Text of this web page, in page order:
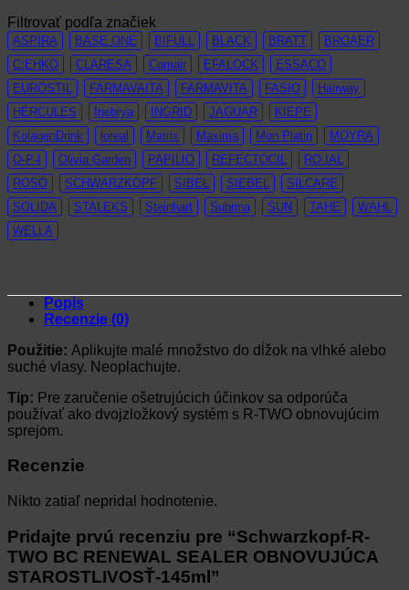
Filtrovať podľa značiek
ASPIRA BASE ONE BIFULL BLACK BRATT
BROAER
C:EHKO
CLARESA Comair EFALOCK
ESSACO
EUROSTIL
FARMAVAITA FARMAVITA FASIO
Hairway
HERCULES
Inebrya INGRID JAGUAR
KIEPE
KolagenDrink
loreal Matrix Maxima Mon Platin
MOYRA
O-P-I
Olivia Garden PAPILIO REFECTOCIL
RO.IAL
ROSO
SCHWARZKOPF SIBEL SIEBEL
SILCARE
SOLIDA
STALEKS Steinhart Subrina SUN TAHE
WAHL
WELLA
Popis
Recenzie (0)
Použitie: Aplikujte malé množstvo do dĺžok na vlhké alebo
suché vlasy. Neoplachujte.
Tip: Pre zaručenie ošetrujúcich účinkov sa odporúča
používať ako dvojzložkový systém s R-TWO obnovujúcim
sprejom.
Recenzie
Nikto zatiaľ nepridal hodnotenie.
Pridajte prvú recenziu pre “Schwarzkopf-R-
TWO BC RENEWAL SEALER OBNOVUJÚCA
STAROSTLIVOSŤ-145ml”